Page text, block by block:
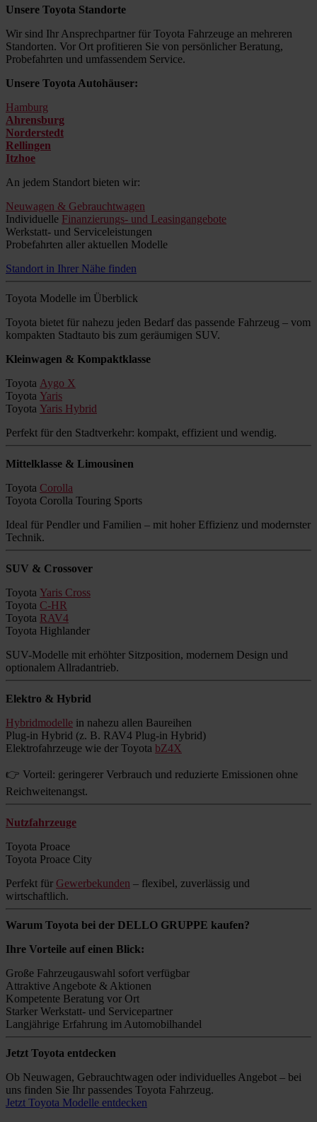
Unsere Toyota Standorte
Wir sind Ihr Ansprechpartner für Toyota Fahrzeuge an mehreren
Standorten. Vor Ort profitieren Sie von persönlicher Beratung,
Probefahrten und umfassendem Service.
Unsere Toyota Autohäuser:
Hamburg
Ahrensburg
Norderstedt
Rellingen
Itzhoe
An jedem Standort bieten wir:
Neuwagen & Gebrauchtwagen
Individuelle Finanzierungs- und Leasingangebote
Werkstatt- und Serviceleistungen
Probefahrten aller aktuellen Modelle
Standort in Ihrer Nähe finden
Toyota Modelle im Überblick
Toyota bietet für nahezu jeden Bedarf das passende Fahrzeug – vom
kompakten Stadtauto bis zum geräumigen SUV.
Kleinwagen & Kompaktklasse
Toyota Aygo X
Toyota Yaris
Toyota Yaris Hybrid
Perfekt für den Stadtverkehr: kompakt, effizient und wendig.
Mittelklasse & Limousinen
Toyota Corolla
Toyota Corolla Touring Sports
Ideal für Pendler und Familien – mit hoher Effizienz und modernster
Technik.
SUV & Crossover
Toyota Yaris Cross
Toyota C-HR
Toyota RAV4
Toyota Highlander
SUV-Modelle mit erhöhter Sitzposition, modernem Design und
optionalem Allradantrieb.
Elektro & Hybrid
Hybridmodelle in nahezu allen Baureihen
Plug-in Hybrid (z. B. RAV4 Plug-in Hybrid)
Elektrofahrzeuge wie der Toyota bZ4X
👉 Vorteil: geringerer Verbrauch und reduzierte Emissionen ohne
Reichweitenangst.
Nutzfahrzeuge
Toyota Proace
Toyota Proace City
Perfekt für Gewerbekunden – flexibel, zuverlässig und
wirtschaftlich.
Warum Toyota bei der DELLO GRUPPE kaufen?
Ihre Vorteile auf einen Blick:
Große Fahrzeugauswahl sofort verfügbar
Attraktive Angebote & Aktionen
Kompetente Beratung vor Ort
Starker Werkstatt- und Servicepartner
Langjährige Erfahrung im Automobilhandel
Jetzt Toyota entdecken
Ob Neuwagen, Gebrauchtwagen oder individuelles Angebot – bei
uns finden Sie Ihr passendes Toyota Fahrzeug.
Jetzt Toyota Modelle entdecken